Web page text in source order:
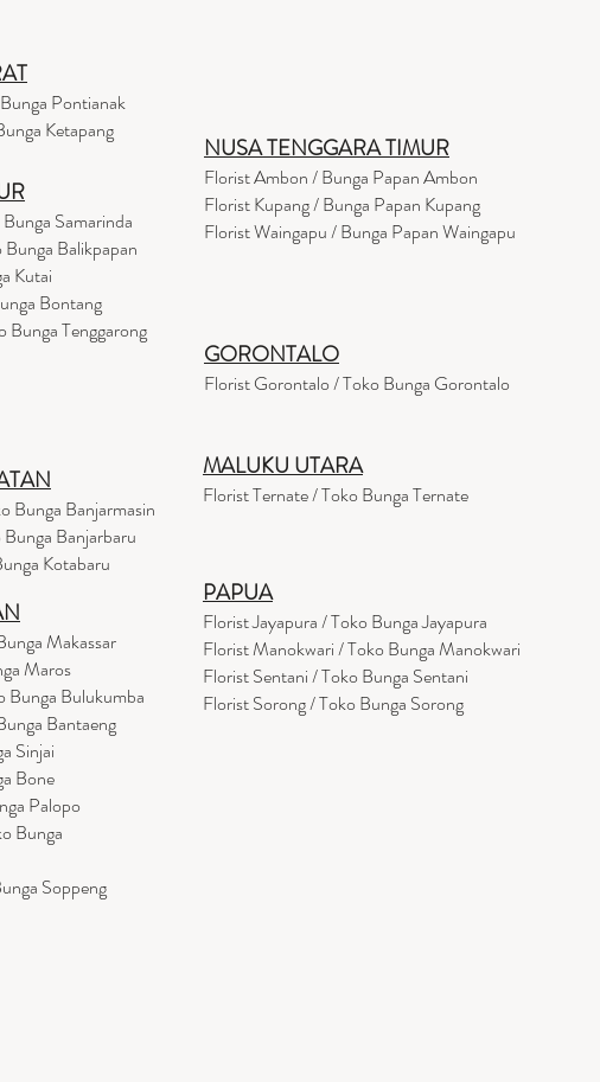
Pontianak
Ketapang
Samarinda
Balikpapan
Kutai
Bontang
Bunga Tenggarong
NUSA TENGGARA TIMUR
Florist Ambon / Bunga Papan Ambon
Florist Kupang / Bunga Papan Kupang
Florist Waingapu / Bunga Papan Waingapu
GORONTALO
Florist Gorontalo / Toko Bunga Gorontalo
Bunga Banjarmasin
Banjarbaru
Kotabaru
Makassar
Maros
Bunga Bulukumba
Bantaeng
Sinjai
Bone
Palopo
Bunga
Soppeng
MALUKU UTARA
Florist Ternate / Toko Bunga Ternate
PAPUA
Florist Jayapura / Toko Bunga Jayapura
Florist Manokwari / Toko Bunga Manokwari
Florist Sentani / Toko Bunga Sentani
Florist Sorong / Toko Bunga Sorong